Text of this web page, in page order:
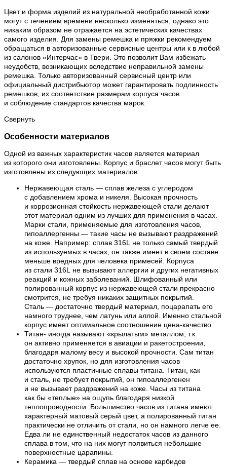
Цвет и форма изделий из натуральной необработанной кожи
могут с течением времени несколько изменяться, однако это
никаким образом не отражается на эстетических качествах
самого изделия. Для замены ремешка и пряжки рекомендуем
обращаться в авторизованные сервисные центры или к в любой
из салонов «Интерчас» в Твери. Это позволит Вам избежать
неудобств, возникающих вследствие неправильной замены
ремешка. Только авторизованный сервисный центр или
официальный дистрибьютор может гарантировать подлинность
ремешков, их соответствие размерам корпуса часов
и соблюдение стандартов качества марок.
Свернуть
Особенности материалов
Одной из важных характеристик часов является материал
из которого они изготовлены. Корпус и браслет часов могут быть
изготовлены из следующих материалов:
Нержавеющая сталь — сплав железа с углеродом
с добавлением хрома и никеля. Высокая прочность
и коррозионная стойкость нержавеющей стали делают
этот материал одним из лучших для применения в часах.
Марки стали, применяемые для изготовления часов,
гипоаллергенны — такие часы не вызывают раздражений
на коже. Например: сплав 316L не только самый твердый
из используемых в часах, он также имеет в своем составе
меньше вредных для человека примесей. Корпуса
из стали 316L не вызывают аллергии и других негативных
реакций и кожных заболеваний. Шлифованный или
полированный корпус из нержавеющей стали прекрасно
смотрится, не требуя никаких защитных покрытий.
Сталь — достаточно твердый материал, поцарапать его
намного труднее, чем латунь или аллой. Именно стальной
корпус имеет оптимальное соотношение цена-качество.
Титан- иногда называют «крылатым» металлом, т.к.
он активно применяется в авиации и ракетостроении,
благодаря малому весу и высокой прочности. Сам титан
достаточно хрупок, но для изготовления часов
используются пластичные сплавы титана. Титан, как
и сталь, не требует покрытий, он гипоаллергенен
и не вызывает раздражений на коже. Часы из титана
как бы «теплые» на ощупь благодаря низкой
теплопроводности. Большинство часов из титана имеют
характерный матовый серый цвет, а полированный титан
практически не отличить от стали, но он намного легче ее.
Едва ли не единственный недостаток часов из данного
сплава в том, что на них могут появиться небольшие
поверхностные царапины.
Керамика — твердый сплав на основе карбидов